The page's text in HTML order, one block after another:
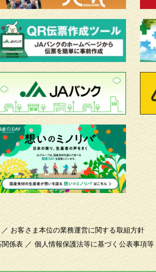
／ お客さま本位の業務運営に関する取組方針
関係表 ／ 個人情報保護法等に基づく公表事項等